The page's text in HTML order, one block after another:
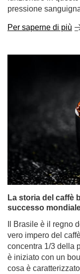
pressione
Per saperne di più
La storia del caffè
successo
Il Brasile è il regno
vero impero del
concentra 1/3 della
è iniziato con un
cosa è